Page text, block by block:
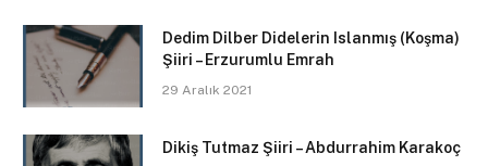
Dedim Dilber Didelerin Islanmış (Koşma)
Şiiri – Erzurumlu Emrah
29 Aralık 2021
Dikiş Tutmaz Şiiri – Abdurrahim Karakoç